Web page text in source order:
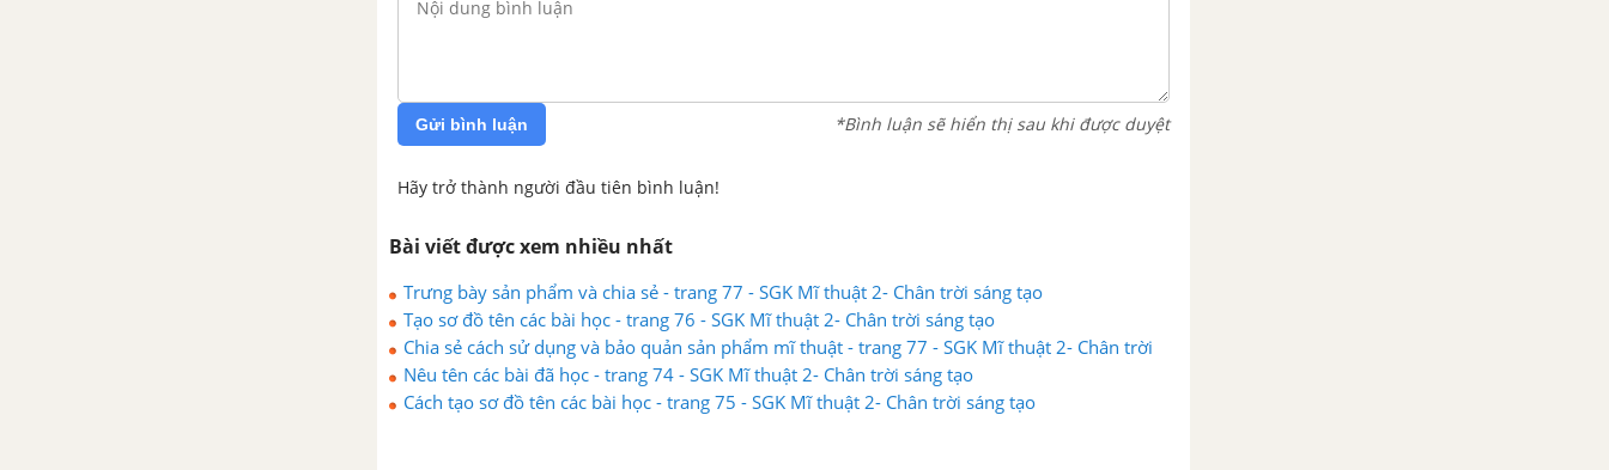
Gửi bình luận *Bình luận sẽ hiển thị sau khi được duyệt
Hãy trở thành người đầu tiên bình luận!
Bài viết được xem nhiều nhất
Trưng bày sản phẩm và chia sẻ - trang 77 - SGK Mĩ thuật 2- Chân trời sáng tạo
Tạo sơ đồ tên các bài học - trang 76 - SGK Mĩ thuật 2- Chân trời sáng tạo
Chia sẻ cách sử dụng và bảo quản sản phẩm mĩ thuật - trang 77 - SGK Mĩ thuật 2- Chân trời
sáng tạo
Nêu tên các bài đã học - trang 74 - SGK Mĩ thuật 2- Chân trời sáng tạo
Cách tạo sơ đồ tên các bài học - trang 75 - SGK Mĩ thuật 2- Chân trời sáng tạo